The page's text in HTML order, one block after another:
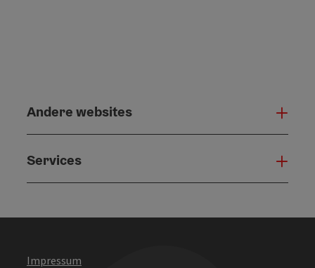
Andere websites
Services
Impressum